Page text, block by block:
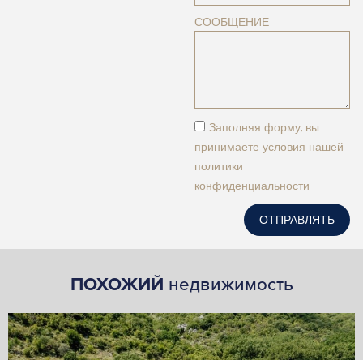
СООБЩЕНИЕ
Заполняя форму, вы
принимаете условия нашей
политики
конфиденциальности
ОТПРАВЛЯТЬ
ПОХОЖИЙ недвижимость